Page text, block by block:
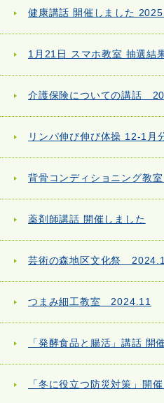
健康講話 開催しました
1月21日 スマホ教室 抽選結
介護保険についての講話
リンパ伸び伸び体操 12-1
背骨コンディショニング教
薬剤師講話 開催しました
芸術の森地区文化祭
つまみ細工教室 2024.11
「発酵食品と腸活」講話 開
「冬に役立つ防災対策」